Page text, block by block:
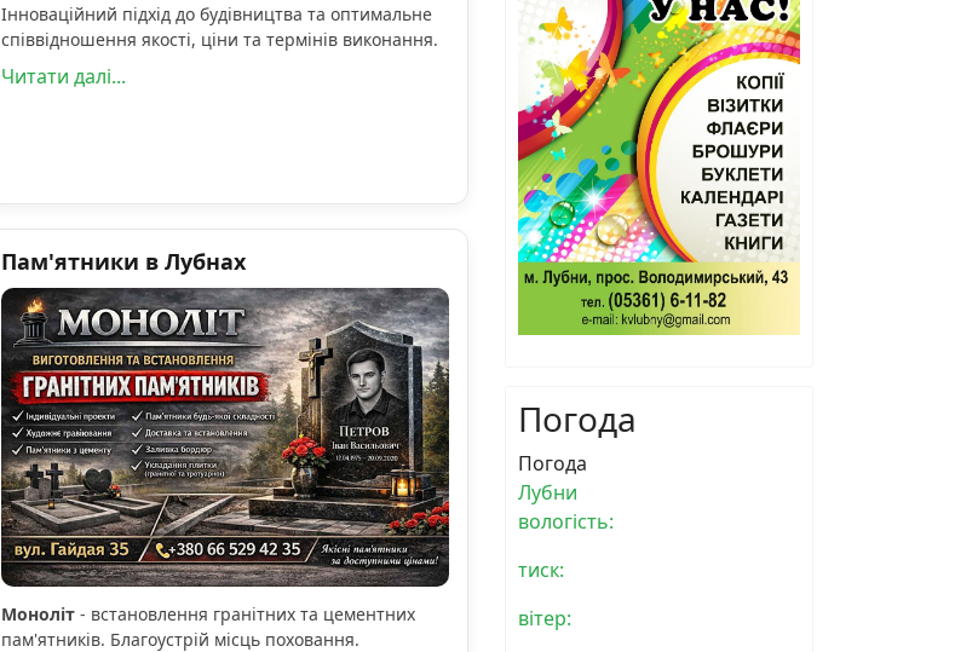
Інноваційний підхід до будівництва та оптимальне
співвідношення якості, ціни та термінів виконання.
Читати далі...
Пам'ятники в Лубнах
Моноліт- встановлення гранітних та цементних
пам'ятників. Благоустрій місць поховання.
Погода
Погода
Лубни
вологість:
тиск:
вітер: